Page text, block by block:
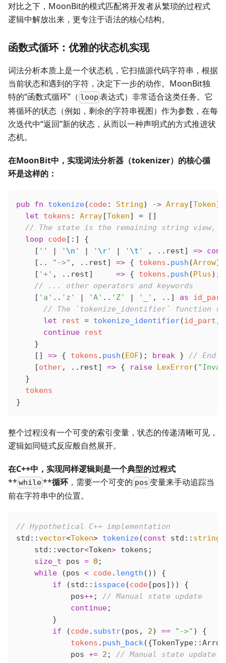
对比之下，MoonBit的模式匹配将开发者从繁琐的过程式
逻辑中解放出来，更专注于语法的核心结构。
函数式循环：优雅的状态机实现
词法分析本质上是一个状态机，它扫描源代码字符串，根据
当前状态和遇到的字符，决定下一步的动作。MoonBit独
特的“函数式循环”（ loop 表达式）非常适合这类任务。它
将循环的状态（例如，剩余的字符串视图）作为参数，在每
次迭代中“返回”新的状态，从而以一种声明式的方式推进状
态机。
在MoonBit中，实现词法分析器（tokenizer）的核心循
环是这样的：
pub fn tokenize(code: String) -> Array[Token]
  let
tokens : Array[Token] = []
// The state is the remaining string view,
  loop
code[:] {
    [
'' | ' \n ' | ' \r ' | ' \t ' , ..rest] =>
    [..
"->" , ..rest] => { tokens . push (Arrow
    [
'+' , ..rest] => { tokens . push (Plus
    // ... other operators and keywords
    [
'a' .. 'z' | 'A' .. 'Z' | '_' , ..] as id_part
// The `tokenize_identifier` function
      let
rest = tokenize_identifier(id_part ,
      continue
rest
    }
    []
=> { tokens . push (EOF); break } // End
    [
other, ..rest] => { raise LexError(
  }
  tokens
}
整个过程没有一个可变的索引变量，状态的传递清晰可见，
逻辑如同链式反应般自然展开。
在C++中，实现同样逻辑则是一个典型的过程式
** while**循环，需要一个可变的 pos 变量来手动追踪当
前在字符串中的位置。
// Hypothetical C++ implementation
std::vector<Token> tokenize(const std:: string
    std::vector
<Token> tokens;
    size_t
pos = 0 ;
    while
(pos < code. length ()) {
        if
(std :: isspace(code[pos])) {
            pos
++;
// Manual state update
            continue
;
        }
        if
(code. substr(pos, 2) == "->" ) {
            tokens
. push_back
            pos
+= 2 ;
// Manual state update